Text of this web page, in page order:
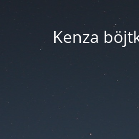
Kenza